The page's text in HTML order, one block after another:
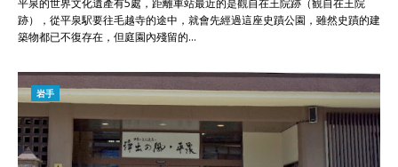
平泉的世界文化遺產有5處，距離車站最近的是觀自在王院跡（観自在王院
跡），從平泉駅要往毛越寺的途中，就會先經過這座史蹟公園，雖然史蹟的建
築物都已不復存在，但庭園內殘留的…
岩手